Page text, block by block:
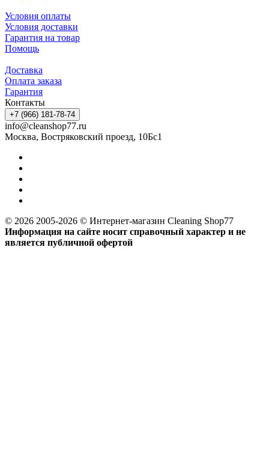
Условия оплаты
Условия доставки
Гарантия на товар
Помощь
Доставка
Оплата заказа
Гарантия
Контакты
+7 (966) 181-78-74
info@cleanshop77.ru
Москва, Востряковский проезд, 10Бс1
© 2026 2005-2026 © Интернет-магазин Cleaning Shop77
Информация на сайте носит справочный характер и не
является публичной офертой